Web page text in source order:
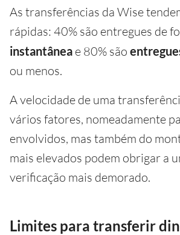
As transferências da Wise
rápidas: 40% são entregues de
instantânea e 80% são
ou menos.
A velocidade de uma
vários fatores, nomeadamente
envolvidos, mas também do
mais elevados podem obrigar a
verificação mais demorado.
Limites para transferir